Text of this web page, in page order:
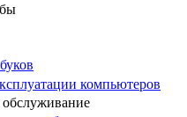
компьютеров
обслуживание